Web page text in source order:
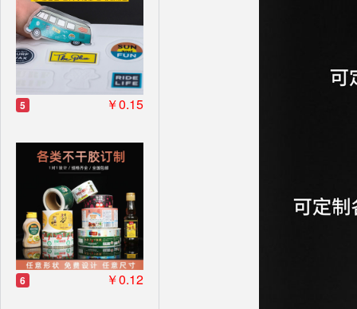
5 ￥0.15
6 ￥0.12